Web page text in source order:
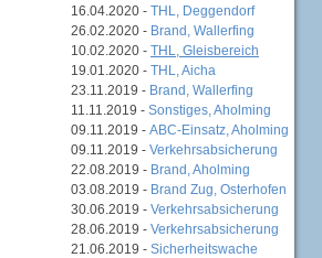
16.04.2020 - THL, Deggendorf
26.02.2020 - Brand, Wallerfing
10.02.2020 - THL, Gleisbereich
19.01.2020 - THL, Aicha
23.11.2019 - Brand, Wallerfing
11.11.2019 - Sonstiges, Aholming
09.11.2019 - ABC-Einsatz, Aholming
09.11.2019 - Verkehrsabsicherung
22.08.2019 - Brand, Aholming
03.08.2019 - Brand Zug, Osterhofen
30.06.2019 - Verkehrsabsicherung
28.06.2019 - Verkehrsabsicherung
21.06.2019 - Sicherheitswache